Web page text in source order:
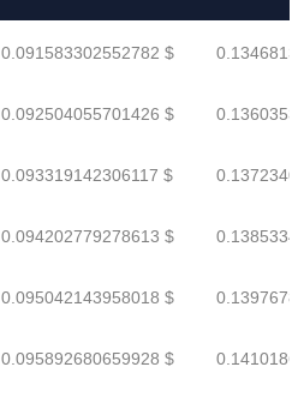
0.091583302552782 $
0.092504055701426 $
0.093319142306117 $
0.094202779278613 $
0.095042143958018 $
0.095892680659928 $